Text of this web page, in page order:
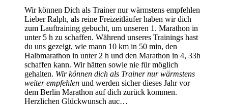
Wir können Dich als Trainer nur wärmstens empfehlen
Lieber Ralph, als reine Freizeitläufer haben wir dich
zum Lauftraining gebucht, um unseren 1. Marathon in
unter 5 h zu schaffen. Während unseres Trainings hast
du uns gezeigt, wie mann 10 km in 50 min, den
Halbmarathon in unter 2 h und den Marathon in 4, 33h
schaffen kann. Wir hätten sowie nie für möglich
gehalten. Wir können dich als Trainer nur wärmstens
weiter empfehlen und werden sicher dieses Jahr vor
dem Berlin Marathon auf dich zurück kommen.
Herzlichen Glückwunsch auc…